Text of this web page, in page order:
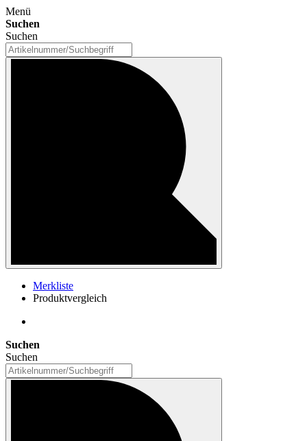
Menü
Suchen
Suchen
Merkliste
Produktvergleich
Suchen
Suchen